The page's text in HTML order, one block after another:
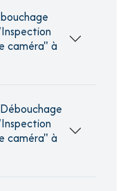
caméra" à
caméra" à